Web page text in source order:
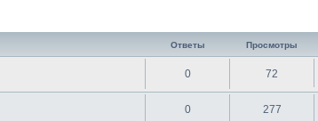
Ответы Просмотры
0 72
0 277